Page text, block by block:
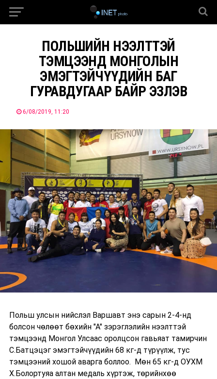
ПОЛЬШИЙН НЭЭЛТТЭЙ
ТЭМЦЭЭНД МОНГОЛЫН
ЭМЭГТЭЙЧҮҮДИЙН БАГ
ГУРАВДУГААР БАЙР ЭЗЛЭВ
6/08/2019, 11:20
Польш улсын нийслэл Варшавт энэ сарын 2-4-нд
болсон чөлөөт бөхийн "А" зэрэглэлийн нээлттэй
тэмцээнд Монгол Улсаас оролцсон гавьяат тамирчин
С.Батцэцэг эмэгтэйчүүдийн 68 кг-д түрүүлж, тус
тэмцээний хошой аварга боллоо. Мөн 65 кг-д ОУХМ
Х.Болортуяа алтан медаль хүртэж, төрийнхөө